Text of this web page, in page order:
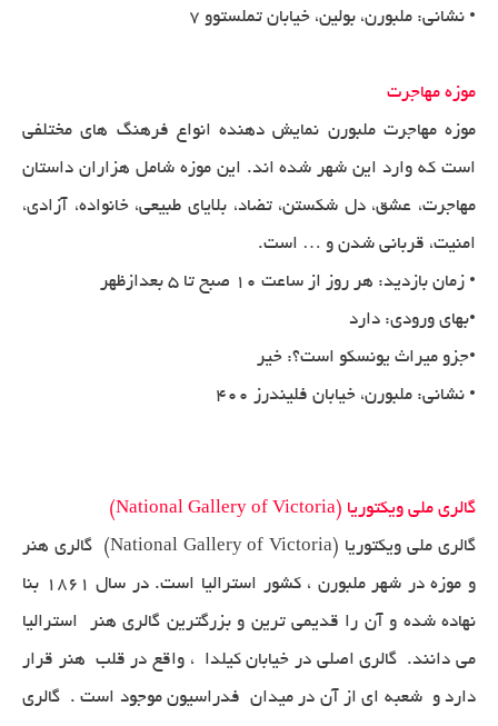
• نشانی: ملبورن، بولین، خیابان تملستوو 7
موزه مهاجرت
موزه مهاجرت ملبورن نمایش دهنده انواع فرهنگ های مختلفی
است که وارد این شهر شده اند. این موزه شامل هزاران داستان
مهاجرت، عشق، دل شکستن، تضاد، بلایای طبیعی، خانواده، آزادی،
امنیت، قربانی شدن و … است.
• زمان بازدید: هر روز از ساعت 10 صبح تا 5 بعدازظهر
•بهای ورودی: دارد
•جزو میراث یونسکو است؟: خیر
• نشانی: ملبورن، خیابان فلیندرز 400
گالری ملی ویکتوریا (National Gallery of Victoria)
گالری ملی ویکتوریا (National Gallery of Victoria) گالری هنر
و موزه در شهر ملبورن ، کشور استرالیا است. در سال 1861 بنا
نهاده شده و آن را قدیمی ترین و بزرگترین گالری هنر استرالیا
می دانند. گالری اصلی در خیابان کیلدا ، واقع در قلب هنر قرار
دارد و شعبه ای از آن در میدان فدراسیون موجود است . گالری